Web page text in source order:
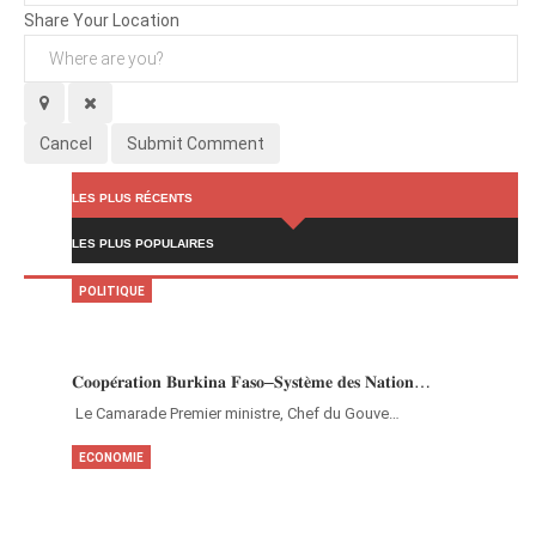
Share Your Location
Cancel Submit Comment
LES PLUS RÉCENTS
LES PLUS POPULAIRES
𝐂𝐨𝐨𝐩𝐞́𝐫𝐚𝐭𝐢𝐨𝐧 𝐁𝐮𝐫𝐤𝐢𝐧𝐚 𝐅𝐚𝐬𝐨–𝐒𝐲𝐬𝐭𝐞̀𝐦𝐞 𝐝𝐞𝐬 𝐍𝐚𝐭𝐢𝐨𝐧…
‎Le Camarade Premier ministre, Chef du Gouve…
POLITIQUE
ECONOMIE